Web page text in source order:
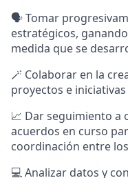
🗣️ Tomar
estratégicos,
medida que se
🪄 Colaborar en la
proyectos e
📈 Dar seguimiento a
acuerdos en curso
coordinación entre
💻 Analizar datos y